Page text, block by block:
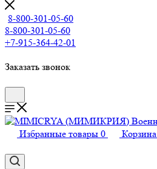
8-800-301-05-60
8-800-301-05-60
+7-915-364-42-01
Заказать звонок
Избранные товары 0 Корзина